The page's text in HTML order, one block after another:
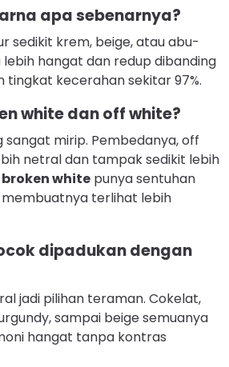
apa sebenarnya?
sedikit krem, beige, atau abu-
lebih hangat dan redup dibanding
tingkat kecerahan sekitar 97%.
white dan off white?
sangat mirip. Pembedanya, off
netral dan tampak sedikit lebih
broken white punya sentuhan
terlihat lebih
dipadukan dengan
jadi pilihan teraman. Cokelat,
sampai beige semuanya
hangat tanpa kontras